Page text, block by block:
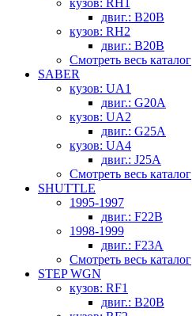
кузов: RH1
двиг.: B20B
кузов: RH2
двиг.: B20B
Смотреть весь каталог
SABER
кузов: UA1
двиг.: G20A
кузов: UA2
двиг.: G25A
кузов: UA4
двиг.: J25A
Смотреть весь каталог
SHUTTLE
1995-1997
двиг.: F22B
1998-1999
двиг.: F23A
Смотреть весь каталог
STEP WGN
кузов: RF1
двиг.: B20B